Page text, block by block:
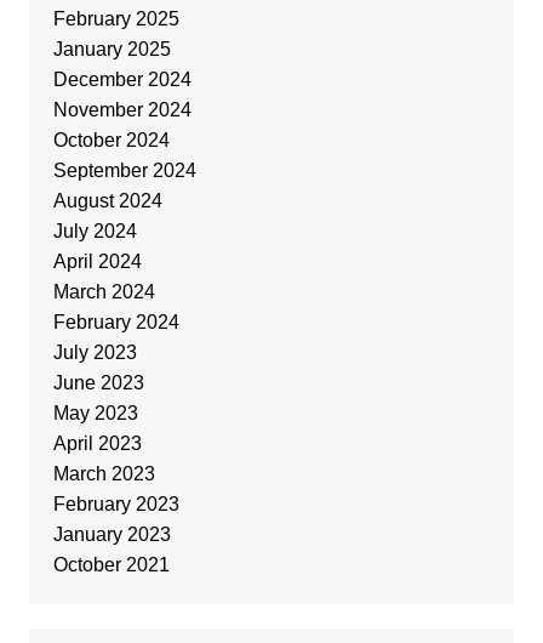
February 2025
January 2025
December 2024
November 2024
October 2024
September 2024
August 2024
July 2024
April 2024
March 2024
February 2024
July 2023
June 2023
May 2023
April 2023
March 2023
February 2023
January 2023
October 2021